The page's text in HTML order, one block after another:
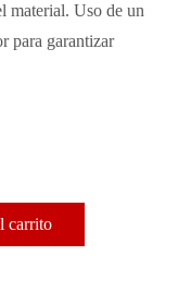
material. Uso de un
para garantizar
carrito